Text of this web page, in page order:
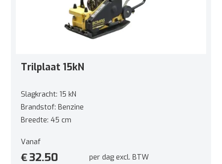
Trilplaat 15kN
Slagkracht: 15 kN
Brandstof: Benzine
Breedte: 45 cm
Vanaf
€32.50 per dag excl. BTW